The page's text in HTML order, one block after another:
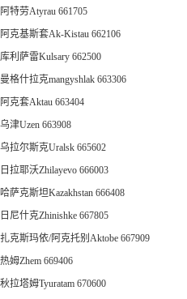
阿特劳Atyrau 661705
阿克基斯套Ak-Kistau 662106
库利萨雷Kulsary 662500
曼格什拉克mangyshlak 663306
阿克套Aktau 663404
乌津Uzen 663908
乌拉尔斯克Uralsk 665602
日拉耶沃Zhilayevo 666003
哈萨克斯坦Kazakhstan 666408
日尼什克Zhinishke 667805
扎克斯玛依/阿克托别Aktobe 667909
热姆Zhem 669406
秋拉塔姆Tyuratam 670600